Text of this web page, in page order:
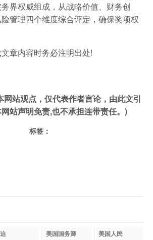
界权威组成，从战略价值、财务创
管理四个维度综合评定，确保奖项权
章内容时务必注明出处!
网站观点，仅代表作者言论，由此文引
站声明免责,也不承担连带责任。)
标签：
美国国务卿 美国人民